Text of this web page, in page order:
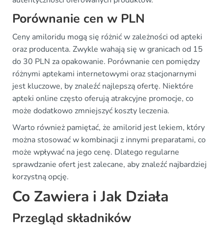
Porównanie cen w PLN
Ceny amiloridu mogą się różnić w zależności od apteki
oraz producenta. Zwykle wahają się w granicach od 15
do 30 PLN za opakowanie. Porównanie cen pomiędzy
różnymi aptekami internetowymi oraz stacjonarnymi
jest kluczowe, by znaleźć najlepszą ofertę. Niektóre
apteki online często oferują atrakcyjne promocje, co
może dodatkowo zmniejszyć koszty leczenia.
Warto również pamiętać, że amilorid jest lekiem, który
można stosować w kombinacji z innymi preparatami, co
może wpływać na jego cenę. Dlatego regularne
sprawdzanie ofert jest zalecane, aby znaleźć najbardziej
korzystną opcję.
Co Zawiera i Jak Działa
Przegląd składników